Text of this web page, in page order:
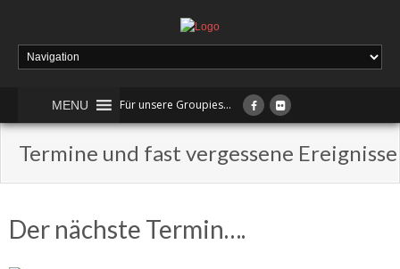
MENU Für unsere Groupies...
Termine und fast vergessene Ereignisse
Der nächste Termin….